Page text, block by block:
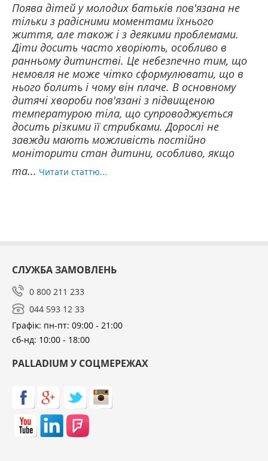
Поява дітей у молодих батьків пов'язана не
тільки з радісними моментами їхнього
життя, але також і з деякими проблемами.
Діти досить часто хворіють, особливо в
ранньому дитинстві. Це небезпечно тим, що
немовля не може чітко сформулювати, що в
нього болить і чому він плаче. В основному
дитячі хвороби пов'язані з підвищеною
температурою тіла, що супроводжується
досить різкими її стрибками. Дорослі не
завжди мають можливість постійно
моніторити стан дитини, особливо, якщо
та... Читати статтю...
СЛУЖБА ЗАМОВЛЕНЬ
0 800 211 233
044 593 12 33
Графік: пн-пт: 09:00 - 21:00
сб-нд: 10:00 - 18:00
PALLADIUM У СОЦМЕРЕЖАХ